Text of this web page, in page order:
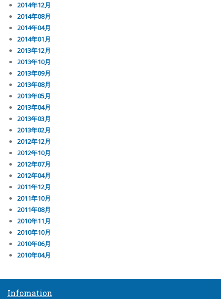
2014年12月
2014年08月
2014年04月
2014年01月
2013年12月
2013年10月
2013年09月
2013年08月
2013年05月
2013年04月
2013年03月
2013年02月
2012年12月
2012年10月
2012年07月
2012年04月
2011年12月
2011年10月
2011年08月
2010年11月
2010年10月
2010年06月
2010年04月
Infomation